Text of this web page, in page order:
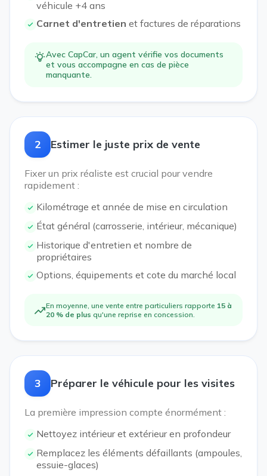
véhicule +4 ans
Carnet d'entretien et factures de réparations
Avec CapCar, un agent vérifie vos documents
et vous accompagne en cas de pièce
manquante.
2 Estimer le juste prix de vente
Fixer un prix réaliste est crucial pour vendre
rapidement :
Kilométrage et année de mise en circulation
État général (carrosserie, intérieur, mécanique)
Historique d'entretien et nombre de
propriétaires
Options, équipements et cote du marché local
En moyenne, une vente entre particuliers rapporte 15 à
20 % de plus qu'une reprise en concession.
3 Préparer le véhicule pour les visites
La première impression compte énormément :
Nettoyez intérieur et extérieur en profondeur
Remplacez les éléments défaillants (ampoules,
essuie-glaces)